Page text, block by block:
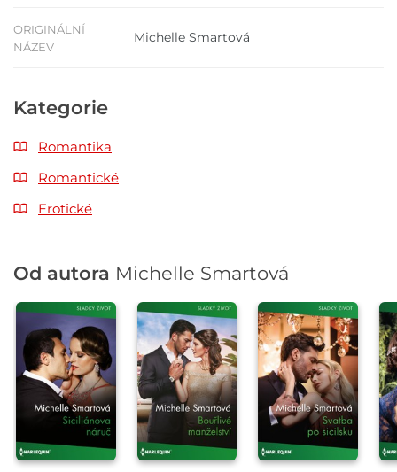
ORIGINÁLNÍ
NÁZEV
Michelle Smartová
Kategorie
Romantika
Romantické
Erotické
Od autora Michelle Smartová